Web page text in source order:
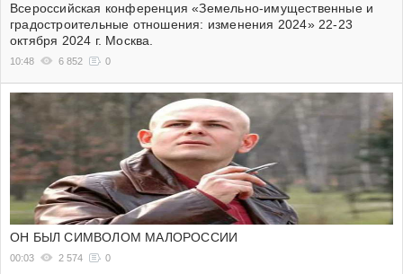
Всероссийская конференция «Земельно-имущественные и
градостроительные отношения: изменения 2024» 22-23
октября 2024 г. Москва.
10:48 6 852 0
ОН БЫЛ СИМВОЛОМ МАЛОРОССИИ
00:03 2 574 0